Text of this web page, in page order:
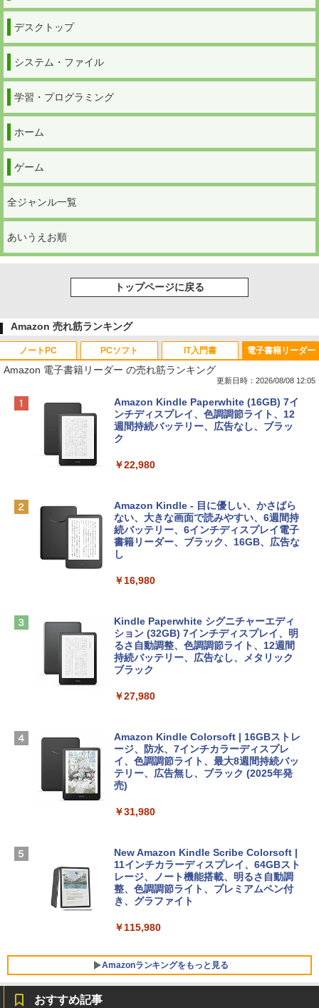
デスクトップ
システム・ファイル
学習・プログラミング
ホーム
ゲーム
全ジャンル一覧
あいうえお順
トップページに戻る
Amazon 売れ筋ランキング
ノートPC
Apple 2026 MacBook Neo A18 Proチッ
プ搭載13インチノートブック：AIとAppl
e Intelligenceのために設計、Liquid Ret
inaディスプレイ、8GBユニファイドメモ
eTime HDカメラ - インディゴ
tomtoc 360°保護 15.6 16インチ パソコ
ンケース Dell NEC Lavie ASUS HP dyna
book Lenovo対応
￥2,952
Apple 2026 MacBook Air M5チップ搭載
13インチノートブック：AIとApple Intell
igence、13.6インチLiquid Retinaディ
スプレイ、16GBユニファイドメモリ、1
TB SSDストレージ、12MPセンターフレ
D - シルバー
【Amazon.co.jp限定】 HP ノートパソコ
ン 15-fd 15.6インチ 16GBメモリ 512GB
SSD インテル Core 5
￥129,800
FMV ノートパソコン WE1-K3 (MS 365 P
ersonal/Copilotキー搭載/Win 11/15.6型/
Core i5/16GB/SSD 512GB/ホワイト) FM
VWK3E15W_AZ
PCソフト
Robloxギフトカード - 800 Robux 【限
定バーチャルアイテムを含む】 【オンラ
インゲームコード】 ロブロックス | オン
ラインコード版
￥1,300
Robloxギフトカード - 1000 Robux 【限
定バーチャルアイテムを含む】 【オンラ
インゲームコード】 ロブロックス |オン
ラインコード版
4(最新 永続版)|オンラインコード版|Wind
ows11、10/mac対応|PC2台
￥39,582
Robloxギフトカード - 2,000 Robux 【限
ラインコード版
￥3,200
ト): Java & Bedrock Edition | オンライ
￥3,600
IT入門書
生成AIパスポート公式テキスト 第４版
￥1,766
出す プロンプトの言葉 AI画像生成シリー
ズ (はぴーイラストLabo)
￥480
ClaudeCode いちばんやさしい 教科書:
にもKindle出版にも！ 非エンジニアのた
めのAIコーディング入門シリーズ
￥99
1冊ですべて身につくHTML & CSSとWe
￥1,292
FM TOWNS ハイパー・カタログ: 本体ハ
ェクトリストと最新エミュレータ紹介
電子書籍リーダー
Amazon 電子書籍リーダー の売れ筋ランキング
更新日時：2026/08/08 12:05
Amazon Kindle Paperwhite (16GB) 7イ
ンチディスプレイ、色調調節ライト、12
週間持続バッテリー、広告なし、ブラッ
ク
￥22,980
Amazon Kindle - 目に優しい、かさばら
ない、大きな画面で読みやすい、6週間持
続バッテリー、6インチディスプレイ電子
書籍リーダー、ブラック、16GB、広告な
し
￥16,980
Kindle Paperwhite シグニチャーエディ
ション (32GB) 7インチディスプレイ、明
るさ自動調整、色調調節ライト、12週間
持続バッテリー、広告なし、メタリック
ブラック
￥27,980
Amazon Kindle Colorsoft | 16GBストレ
ージ、防水、7インチカラーディスプレ
イ、色調調節ライト、最大8週間持続バッ
テリー、広告無し、ブラック (2025年発
売)
￥31,980
New Amazon Kindle Scribe Colorsoft |
11インチカラーディスプレイ、64GBスト
レージ、ノート機能搭載、明るさ自動調
整、色調調節ライト、プレミアムペン付
き、グラファイト
￥115,980
Amazonランキングをもっと見る
おすすめ記事